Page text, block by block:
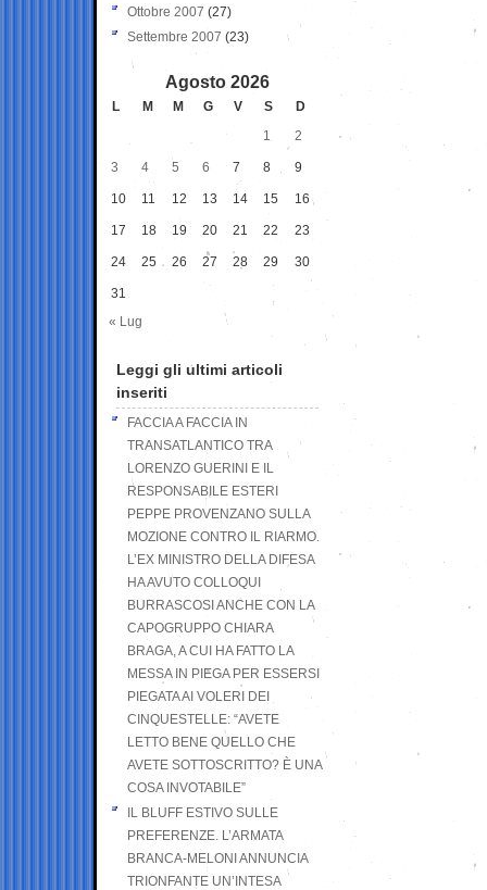
Ottobre 2007 (27)
Settembre 2007 (23)
Agosto 2026
L M M G V S
D
1
2
3 4 5 6 7 8 9
10 11 12 13 14 15 16
17 18 19 20 21 22 23
24 25 26 27 28 29 30
31
« Lug
Leggi gli ultimi articoli
inseriti
FACCIA A FACCIA IN
TRANSATLANTICO TRA
LORENZO GUERINI E IL
RESPONSABILE ESTERI
PEPPE PROVENZANO SULLA
MOZIONE CONTRO IL RIARMO.
L’EX MINISTRO DELLA DIFESA
HA AVUTO COLLOQUI
BURRASCOSI ANCHE CON LA
CAPOGRUPPO CHIARA
BRAGA, A CUI HA FATTO LA
MESSA IN PIEGA PER ESSERSI
PIEGATA AI VOLERI DEI
CINQUESTELLE: “AVETE
LETTO BENE QUELLO CHE
AVETE SOTTOSCRITTO? È UNA
COSA INVOTABILE”
IL BLUFF ESTIVO SULLE
PREFERENZE. L’ARMATA
BRANCA-MELONI ANNUNCIA
TRIONFANTE UN’INTESA